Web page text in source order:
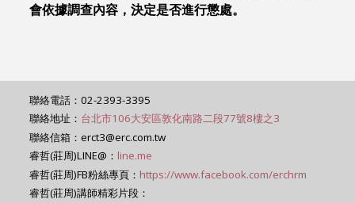
會依據調查內容，決定是否進行懲處。
聯絡電話：02-2393-3395
聯絡地址： 台北市106大安區敦化南路二段77號8樓之3
聯絡信箱：erct3@erc.com.tw
睿哲(莊周)LINE@： line.me
睿哲(莊周)FB粉絲專頁： https://www.facebook.com/erchrm
睿哲(莊周)講師精彩片段：